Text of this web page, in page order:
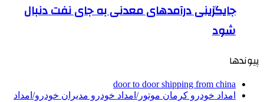
جایگزینی درآمدهای معدنی به جای نفت دنبال
شود
پیوندها
door to door shipping from china
امداد خودرو کرمان موتور/امداد خودرو مدیران خودرو/امداد